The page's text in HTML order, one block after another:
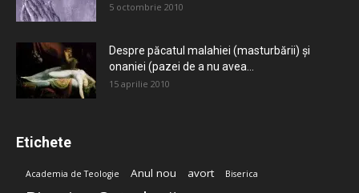
5 octombrie 2010
Despre păcatul malahiei (masturbării) şi
onaniei (pazei de a nu avea...
15 aprilie 2010
Etichete
Academia de Teologie Anul nou avort Biserica